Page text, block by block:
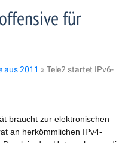
für
aus 2011 » Tele2 startet IPv6-
braucht zur elektronischen
an herkömmlichen IPv4-